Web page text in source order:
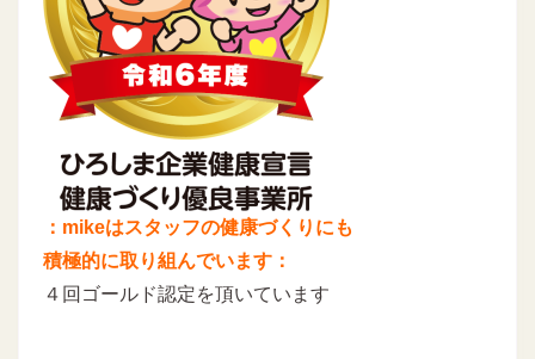
：mikeはスタッフの健康づくりにも
積極的に取り組んでいます：
４回ゴールド認定を頂いています